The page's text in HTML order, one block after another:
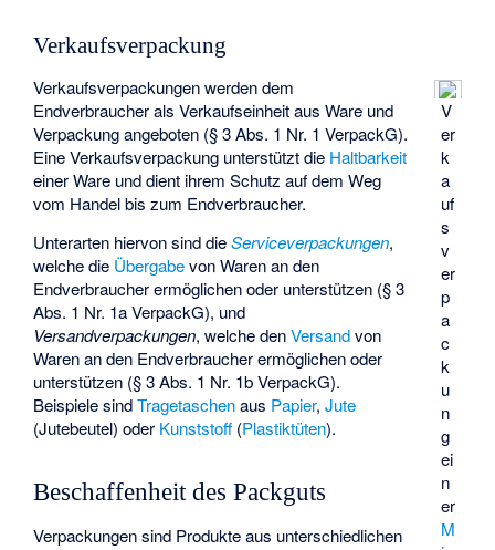
Verkaufsverpackung
V
er
k
a
uf
s
v
er
p
a
c
k
u
n
g
ei
n
er
M
Verkaufsverpackungen werden dem
Endverbraucher als Verkaufseinheit aus Ware und
Verpackung angeboten (§ 3 Abs. 1 Nr. 1 VerpackG).
Eine Verkaufsverpackung unterstützt die Haltbarkeit
einer Ware und dient ihrem Schutz auf dem Weg
vom Handel bis zum Endverbraucher.
Unterarten hiervon sind dieServiceverpackungen,
welche die Übergabevon Waren an den
Endverbraucher ermöglichen oder unterstützen (§ 3
Abs. 1 Nr. 1a VerpackG), und
Versandverpackungen, welche denVersandvon
Waren an den Endverbraucher ermöglichen oder
unterstützen (§ 3 Abs. 1 Nr. 1b VerpackG).
Beispiele sindTragetaschenaus Papier,Jute
(Jutebeutel) oder Kunststoff (Plastiktüten).
Beschaffenheit des Packguts
Verpackungen sind Produkte aus unterschiedlichen